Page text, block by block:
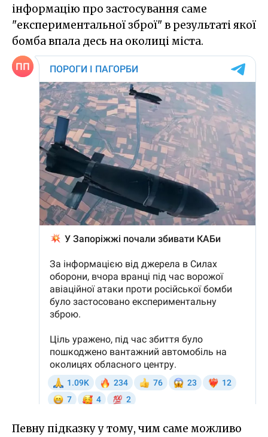
інформацію про застосування саме
"експериментальної зброї" в результаті якої
бомба впала десь на околиці міста.
Певну підказку у тому, чим саме можливо